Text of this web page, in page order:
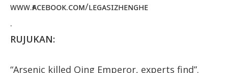
ᴡᴡᴡ.ғᴀᴄᴇʙᴏᴏᴋ.ᴄᴏᴍ/ʟᴇɢᴀsɪᴢʜᴇɴɢʜᴇ
.
RUJUKAN:
“Arsenic killed Qing Emperor, experts find”.